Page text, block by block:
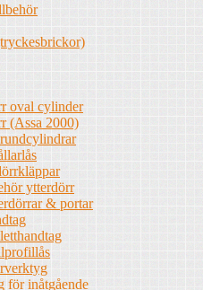
oval cylinder
(Assa 2000)
ytterdörr
& portar
för inåtgående